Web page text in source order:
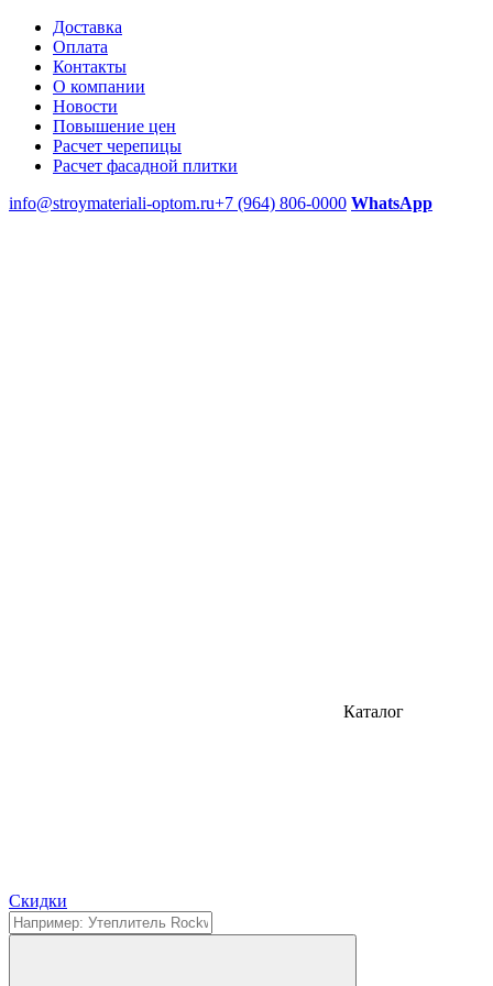
Доставка
Оплата
Контакты
О компании
Новости
Повышение цен
Расчет черепицы
Расчет фасадной плитки
info@stroymateriali-optom.ru+7 (964) 806-0000 WhatsApp
Каталог
Cкидки